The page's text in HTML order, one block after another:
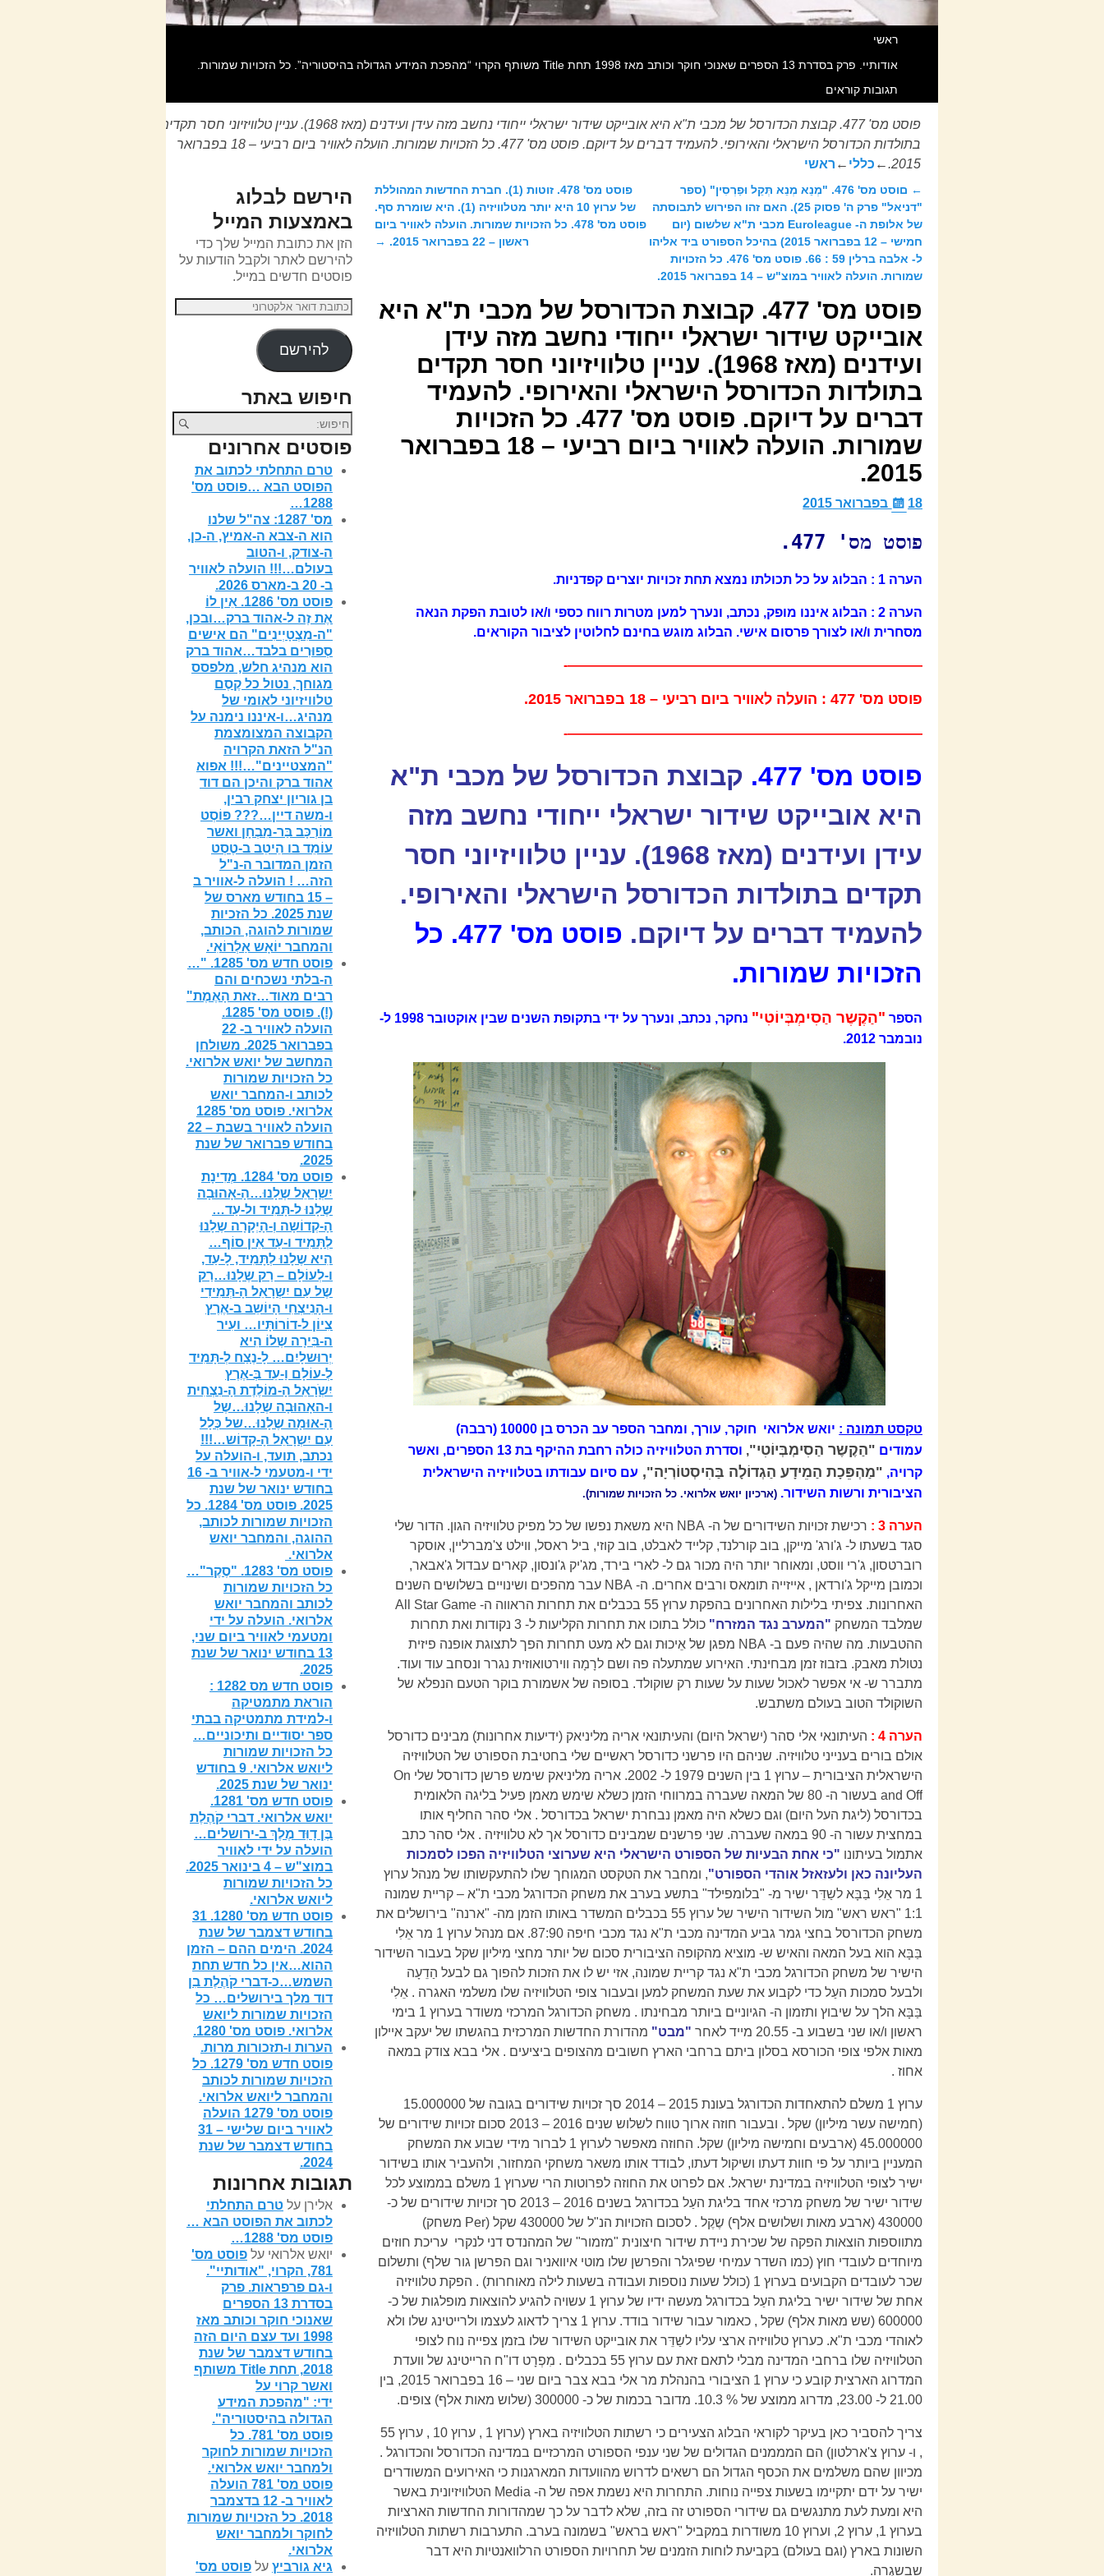
ראשי
אודותיי. פרק בסדרת 13 הספרים שאנוכי חוקר וכותב מאז 1998 תחת Title משותף הקרוי “מהפכת המידע הגדולה בהיסטוריה”. כל הזכויות שמורות.
תגובות קוראים
פוסט מס' 477. קבוצת הכדורסל של מכבי ת"א היא אובייקט שידור ישראלי ייחודי נחשב מזה עידן ועידנים (מאז 1968). עניין טלוויזיוני חסר תקדים
בתולדות הכדורסל הישראלי והאירופי. להעמיד דברים על דיוקם. פוסט מס' 477. כל הזכויות שמורות. הועלה לאוויר ביום רביעי – 18 בפברואר
2015.
← כללי ← ראשי
ניווט בפוסטים
←
םוסט מס' 476. "מְנֵא מְנֵא תְּקֵל וּפַרְסִין" (ספר
"דניאל" פרק ה' פסוק 25). האם זהו הפירוש לתבוסתה
של אלופת ה- Euroleague מכבי ת"א שלשום (יום
חמישי – 12 בפברואר 2015) בהיכל הספורט ביד אליהו
ל- אלבה ברלין 59 : 66. פוסט מס' 476. כל הזכויות
שמורות. הועלה לאוויר במוצ"ש – 14 בפברואר 2015.
פוסט מס' 478. זוטות (1). חברת החדשות המהוללת
של ערוץ 10 היא יותר מטלוויזיה (1). היא שומרת סף.
פוסט מס' 478. כל הזכויות שמורות. הועלה לאוויר ביום
ראשון – 22 בפברואר 2015.
→
פוסט מס' 477. קבוצת הכדורסל של מכבי ת"א היא
אובייקט שידור ישראלי ייחודי נחשב מזה עידן
ועידנים (מאז 1968). עניין טלוויזיוני חסר תקדים
בתולדות הכדורסל הישראלי והאירופי. להעמיד
דברים על דיוקם. פוסט מס' 477. כל הזכויות
שמורות. הועלה לאוויר ביום רביעי – 18 בפברואר
2015.
18 בפברואר 2015
פוסט מס' 477.
הערה 1 : הבלוג על כל תכולתו נמצא תחת זכויות יוצרים קפדניות.
הערה 2 : הבלוג איננו מופק, נכתב, ונערך למען מטרות רווח כספי ו/או לטובת הפקת הנאה
מסחרית ו/או לצורך פרסום אישי. הבלוג מוגש בחינם לחלוטין לציבור הקוראים.
———————————————————————————-
פוסט מס' 477 : הועלה לאוויר ביום רביעי – 18 בפברואר 2015.
———————————————————————————-
פוסט מס' 477.
קבוצת הכדורסל של מכבי ת"א
היא אובייקט שידור ישראלי ייחודי נחשב מזה
עידן ועידנים (מאז 1968). עניין טלוויזיוני חסר
תקדים בתולדות הכדורסל הישראלי והאירופי.
להעמיד דברים על דיוקם. פוסט מס' 477.
כל
הזכויות שמורות.
הספר "הַקֶשֶר הַסִימְבְּיוֹטִי"
נחקר, נכתב, ונערך על ידי בתקופת השנים שבין אוקטובר 1998 ל-
נובמבר 2012.
טקסט תמונה : יואש אלרואי
חוקר, עורך, ומחבר הספר עב הכרס בן 10000 (רבבה)
עמודים "הַקֶשֶר הַסִימְבְּיוֹטִי",
וסדרת הטלוויזיה כולה רחבת ההיקף בת 13 הספרים, ואשר
קרויה, "מַהְפֵּכָת הַמֵידָע הַגְדוֹלָה בַּהִיסְטוֹרְיָה", עם סיום עבודתו בטלוויזיה הישראלית
הציבורית ורשות השידור. (ארכיון יואש אלרואי. כל הזכויות שמורות).
הערה 3 :
רכישת זכויות השידורים של ה- NBA היא משאת נפשו של כל מפיק טלוויזיה הגון. הדור שלי
סגד בשעתו ל- ג'ורג' מייקן, בוב קורלנד, קלייד לאבלט, בוב קוזי, ביל ראסל, ווילט צ'מברליין, אוסקר
רוברטסון, ג'רי ווסט, ומאוחר יותר היה מכור גם ל- לארי בירד, מג'יק ג'ונסון, קארים עבדול ג'אבאר,
וכמובן מייקל ג'ורדאן , אייזייה תומאס ורבים אחרים. ה- NBA עבר מהפכים ושינויים בשלושים השנים
האחרונות. צפיתי בלילות האחרונים בהפקת ערוץ 55 בכבלים את תחרות הראווה ה- All Star Game
שמלבד המשחק "המערב נגד המזרח"
כולל בתוכו את תחרות הקליעות ל- 3 נקודות ואת תחרות
ההטבעות. מה שהיה פעם ב- NBA מפגן של אֵיכוּת וגם לא מעט תחרות הפך לתצוגת אופנה פיזית
נטולת מאבק. בזבוז זמן מבחינתי. האירוע שמתעלה פה ושם לרָמָה ווירטואוזית נגרר ונסחב עוד ועוד.
מתברר ש- אי אפשר לאכול שעות על שעות רק שוקולד. בסופה של אשמורת בוקר הטעם הנפלא של
השוקולד הטוב בעולם משתבש.
הערה 4 :
העיתונאי אלי סהר (ישראל היום) והעיתונאי אריה מליניאק (ידיעות אחרונות) מבינים כדורסל
אולם בורים בענייני טלוויזיה. שניהם היו פרשני כדורסל ראשיים שלי בחטיבת הספורט של הטלוויזיה
הישראלית הציבורית – ערוץ 1 בין השנים 1979 ל- 2002. אריה מליניאק שימש פרשן כדורסל שלי On
and Off בעשור ה- 80 של המאה שעברה במרווחי הזמן כשלא שימש מאמן פעיל בליגה הלאומית
בכדורסל (ליגת העל היום) וגם כשלא היה מאמן נבחרת ישראל בכדורסל . אלי סהר החליף אותו
במחצית עשור ה- 90 במאה שעברה. שני פרשנים שמבינים כדורסל אך לא טלוויזיה . אלי סהר כתב
אתמול בעיתונו "כי אחת הבעיות של הספורט הישראלי היא שערוצי הטלוויזיה הפכו לסמכות
העליונה כאן ולעזאזל אוהדי הספורט", ומחבר את הטקסט המגוחך שלו להתעקשותו של מנהל ערוץ
1 מר אֵלִי בַּבָּא לשַדֵּר ישיר מ- "בלומפילד" בתשע בערב את משחק הכדורגל מכבי ת"א – קריית שמונה
1:1 "ראש ראש" מול השידור הישיר של ערוץ 55 בכבלים המשדר באותו הזמן מה- "ארנה" בירושלים את
משחק הכדורסל בחצי גמר גביע המדינה מכבי ת"א נגד מכבי חיפה 87:90. אם מנהל ערוץ 1 מר אֵלִי
בַּבָּא הוא בעל המאה והאיש ש- מוציא מהקופה הציבורית סכום של יותר מחצי מיליון שקל בעבור השידור
הישיר של משחק הכדורגל מכבי ת"א נגד קריית שמונה, אזי יש לו את הזכות להפוך גם לבעל הַדֵעָה
ולבעל סמכות העַל כדי לקבוע את שעת המשחק למען ובעבור צופי הטלוויזיה שלו משלמי האגרה . אֵלִי
בַּבָּא הלך על שיבוץ ותזמון ה- הגיוניים ביותר מבחינתו . משחק הכדורגל המרכזי משודר בערוץ 1 בימי
ראשון ו/או שני בשבוע ב- 20.55 מייד לאחר
"מבט" מהדורת החדשות המרכזית בהגשתו של יעקב איילון
מאות אלפי צופי הכורסא בסלון ביתם ברחבי הארץ חשובים מהצופים ביציעים . אלי בבא צודק במאה
אחוז .
ערוץ 1 משלם להתאחדות הכדורגל בעונת 2015 – 2014 סך זכויות שידורים בגובה של 15.000000
(חמישה עשר מיליון) שקל . ובעבור חוזה ארוך טווח לשלוש שנים 2016 – 2013 סכום זכויות שידורים של
45.000000 (ארבעים וחמישה מיליון) שקל. החוזה מאפשר לערוץ 1 לברור מידי שבוע את המשחק
המעניין ביותר על פי חוות דעתו ושיקול דעתו, לבודד אותו משאר משחקי המחזור, ולהעביר אותו בשידור
ישיר לצופי הטלוויזיה במדינת ישראל. אם לפרוט את החוזה לפרוטות הרי שערוץ 1 משלם בממוצע לכל
שידור ישיר של משחק מרכזי אחד בליגת העַל בכדורגל בשנים 2016 – 2013 סך זכויות שידורים של כ-
430000 (ארבע מאות ושלושים אלף) שֶקֶל . לסכום הזכויות הנ"ל של 430000 שקל (Per משחק)
מתווספות הוצאות הפקה של שכירת ניידת שידור חיצונית "מזמור" של המהנדס דני לנקרי עריכת חוזים
מיוחדים לעובדי חוץ (כמו השדר עמיחי שפיגלר והפרשן שלו מוטי איוואניר וגם הפרשן גור שלף) ותשלום
שכר לעובדים הקבועים בערוץ 1 (כולל שעות נוספות ועבודה בשעות לילה מאוחרות) . הפקת טלוויזיה
אחת של שידור ישיר בליגת העַל בכדורגל מעשה ידיו של ערוץ 1 עשויה להגיע להוצאות מופלגות של כ-
600000 (שש מאות אלף) שקל , כאמור עבור שידור בודד. ערוץ 1 צריך לדאוג לעצמו ולרייטינג שלו ולא
לאוהדי מכבי ת"א. כערוץ טלוויזיה ארצי עליו לשַדֵּר את אובייקט השידור שלו בזמן צפייה נוח לצופי
הטלוויזיה שלו ברחבי המדינה מבלי לתאם זאת עם ערוץ 55 בכבלים . מִפְרָט דו"ח הרייטינג של וועדת
המדרוג הארצית קובע כי ערוץ 1 הציבורי בהנהלת מר אלי בבא צבר ביום שני – 16 בפברואר 2015, בין
21.00 ל- 23.00, מדרוג ממוצע של % 10.3. מדובר בכמות של כ- 300000 (שלוש מאות אלף) צופים.
צריך להסביר כאן בעיקר לקוראי הבלוג הצעירים כי רשתות הטלוויזיה בארץ (ערוץ 1 , ערוץ 10 , ערוץ 55
, ו- ערוץ צ'ארלטון) הם המממנים הגדולים של שני ענפי הספורט המרכזיים במדינה הכדורסל והכדורגל .
מכיוון שהם משלמים את הכסף הגדול הם רשאים לדרוש מהוועדות המארגנות כי האירועים המשודרים
ישיר על ידם יתקיימו בשעות צפייה נוחות. התחרות היא נשמת אפה של ה- Media הטלוויזיונית באשר
היא ומעת לעת מתנגשים גם שידורי הספורט זה בזה, שלא לדבר על כך שמהדורות החדשות הארציות
בערוץ 1, ערוץ 2, וערוץ 10 משודרות במקביל "ראש בראש" בשמונה בערב. התערבות רשתות הטלוויזיה
השונות בארץ (וגם בעולם) בקביעת לוחות הזמנים של תחרויות הספורט הרלוואנטיות היא דבר
שבשִגְרָה.
הירשם לבלוג
באמצעות המייל
הזן את כתובת המייל שלך כדי
להירשם לאתר ולקבל הודעות על
פוסטים חדשים במייל.
להירשם
חיפוש באתר
פוסטים אחרונים
טרם התחלתי לכתוב את
הפוסט הבא …פוסט מס'
1288…
מס' 1287: צה"ל שלנו
הוא ה-צבא ה-אמיץ, ה-כן,
ה-צודק, ו-הטוב
בעולם…!!! הועלה לאוויר
ב- 20 ב-מארס 2026.
פוסט מס' 1286. אֵין לוֹ
אֶת זֶה ל-אהוד ברק…ובכן,
"ה-מִצְטָיְינִים" הם אישים
סְפוּרִים בלבד…אהוד ברק
הוא מנהיג חלש, מלפסס
מגוחך, נטול כל קֶסֶם
טלוויזיוני לאומי של
מנהיג…ו-איננו נימנה על
הקבוצה המצומצמת
הנ"ל הזאת הקרויה
"המצטיינים"…!!! אפוא
אהוד ברק והיכן הם דוד
בן גוריון יצחק רבין,
ו-משה דיין…??? פּוֹסְט
מוֹרְכָּב בַּר-מִבְחָן ואשר
עוֹמֵד בו הֵיטֵב ב-טֶסְט
הזמן המדובר ה-נ"ל
הזה… ! הועלה ל-אוויר ב
– 15 בחודש מארס של
שנת 2025. כל הזכיות
שמורות להוגה, הכותב,
והמחבר יוֹאָש אַלְרוֹאִי.
פוסט חדש מס' 1285. "…
ה-בלתי נשכחים והם
רבים מאוד…זאת הָאֶמֶת"
(!). פוסט מס' 1285.
הועלה לאוויר ב- 22
בפברואר 2025. משולחן
המחשב של יואש אלרואי.
כל הזכויות שמורות
לכותב ו-המחבר יואש
אלרואי. פוסט מס' 1285
הועלה לאוויר בשבת – 22
בחודש פברואר של שנת
2025.
פוסט מס' 1284. מְדִינָת
יִשְרָאֵל שֶלָנוּ…הָ-אָהוּבָה
שֶלָנוּ ל-תָּמִיד ול-עַד…
הָ-קְדוֹשָה וְ-הָיְקָרָה שֶלָנוּ
לְתָּמִיד ו-עַד אֵין סוֹף…
הִיא שֶלָנוּ לְתָּמִיד, לָ-עַד,
ו-לְעוֹלָם – רַק שֶלָנוּ…רַק
שֶל עַם יִשְרָאֵל הָ-תְּמִידִי
ו-הָנִיצְחִי הָיוֹשֵב ב-אֶרֶץ
צִיוֹן ל-דוֹרוֹתָּיו… ועִיר
ה-בִּירָה שֶלוֹ הִיא
יְרוּשלָיִם… לָ-נֶצַח לְ-תָּמִיד
לְ-עוֹלָם וַ-עֵד בְּ-אֶרֶץ
יִשְֹרָאֵל הָ-מוֹלֶדֶת הָ-נִצְחִית
ו-האָהוּבָה שֶלָנוּ…שֶל
הָ-אוּמָה שֶלָנוּ…של כְּלָל
עַם יִשְרָאֵל הָ-קָדוֹש…!!!
נכתב, תועד, ו-הועלה על
ידי ו-מטעמי ל-אוויר ב- 16
בחודש ינואר של שנת
2025. פוסט מס' 1284. כל
הזכויות שמורות לכותב,
ההוגה, והמחבר יואש
אלרואי.
פוסט מס' 1283. "סֶקֶר"…
כל הזכויות שמורות
לכותב והמחבר יואש
אלרואי. הועלה על ידי
ומטעמי לאוויר ביום שני,
13 בחודש ינואר של שנת
2025.
פוסט חדש מס 1282 :
הוראת מתמטיקה
ו-למידת מתמטיקה בבתי
ספר יסודיים ותיכוניים…
כל הזכויות שמורות
ליואש אלרואי. 9 בחודש
ינואר של שנת 2025.
פוסט חדש מס' 1281.
יואש אלרואי. דברי קֹהֶלֶת
בֶּן דָוִּד מֶלֶךְ ב-ירושלים…
הועלה על ידי לאוויר
במוצ"ש – 4 בינואר 2025.
כל הזכויות שמורות
ליואש אלרואי.
פוסט חדש מס' 1280. 31
בחודש דצמבר של שנת
2024. הימים ההם – הזמן
ההוא…אין כל חדש תחת
השמש…כ-דברי קֹהֶלֶת בִן
דוד מלך בירושלים… כל
הזכויות שמורות ליואש
אלרואי. פוסט מס' 1280.
הערות ו-תזכורות מרות.
פוסט חדש מס' 1279. כל
הזכויות שמורות לכותב
והמחבר ליואש אלרואי.
פוסט מס' 1279 הועלה
לאוויר ביום שלישי – 31
בחודש דצמבר של שנת
2024.
תגובות אחרונות
אלירן על טרם התחלתי
לכתוב את הפוסט הבא …
פוסט מס' 1288…
יואש אלרואי על פוסט מס'
781, הקרוי, "אודותיי".
ו-גם פרפראות. פרק
בסדרת 13 הספרים
שאנוכי חוקר וכותב מאז
1998 ועד עצם היום הזה
בחודש דצמבר של שנת
2018, תחת Title משותף
ואשר קרוי על
ידי: "מהפכת המידע
הגדולה בהיסטוריה".
פוסט מס' 781. כל
הזכויות שמורות לחוקר
ולמחבר יואש אלרואי.
פוסט מס' 781 הועלה
לאוויר ב- 12 בדצמבר
2018. כל הזכויות שמורות
לחוקר ולמחבר יואש
אלרואי.
גיא גורביץ על פוסט מס'